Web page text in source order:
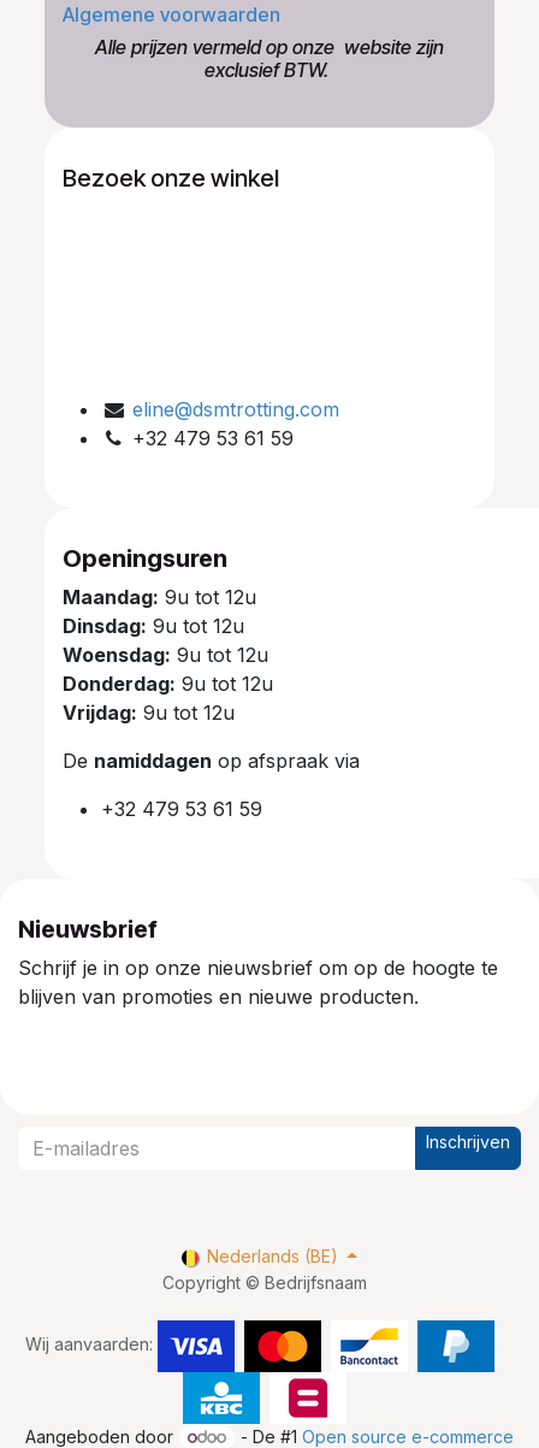
Algemene voorwaarden
​Alle prijzen vermeld op onze ​website zijn
exclusief BTW.
Bezoek onze winkel
eline@dsmtrotting.com
+32 479 53 61 59
Openingsuren
Maandag: 9u tot 12u
Dinsdag: 9u tot 12u
Woensdag: 9u tot 12u
Donderdag: 9u tot 12u
Vrijdag: 9u tot 12u
De namiddagen op afspraak via
+32 479 53 61 59
Nieuwsbrief
Schrijf je in op onze nieuwsbrief om op de hoogte te
blijven van promoties en nieuwe producten.
Inschrijven
Copyright © Bedrijfsnaam
Wij aanvaarden:
Nederlands (BE)
Aangeboden door - De #1Open source e-commerce